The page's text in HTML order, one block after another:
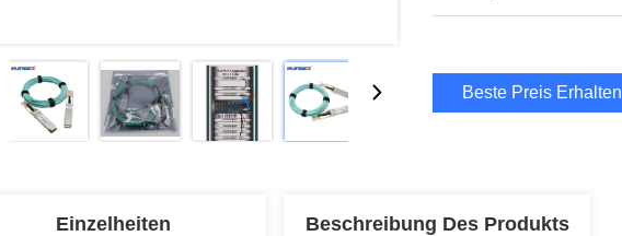
Beste Preis Erhalten
Einzelheiten Beschreibung Des Produkts